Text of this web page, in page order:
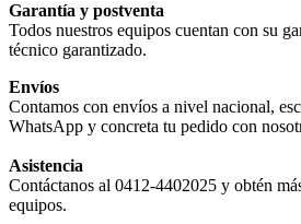
Garantía y postventa
Todos nuestros equipos cuentan con su
técnico garantizado.
Envíos
Contamos con envíos a nivel nacional,
WhatsApp y concreta tu pedido con
Asistencia
Contáctanos al 0412-4402025 y obtén
equipos.